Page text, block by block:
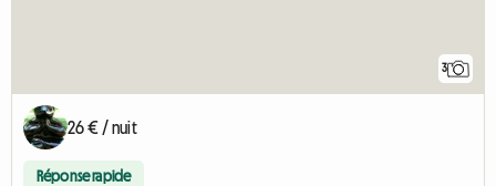
3
26 € / nuit
Réponse rapide